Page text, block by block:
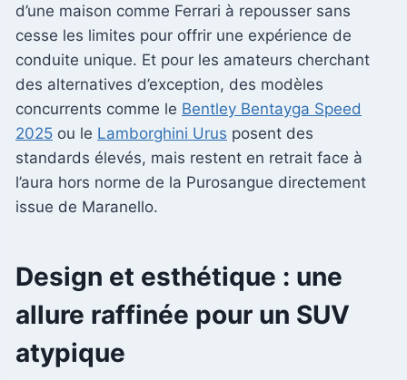
d’une maison comme Ferrari à repousser sans
cesse les limites pour offrir une expérience de
conduite unique. Et pour les amateurs cherchant
des alternatives d’exception, des modèles
concurrents comme le Bentley Bentayga Speed
2025 ou le Lamborghini Urus posent des
standards élevés, mais restent en retrait face à
l’aura hors norme de la Purosangue directement
issue de Maranello.
Design et esthétique : une
allure raffinée pour un SUV
atypique